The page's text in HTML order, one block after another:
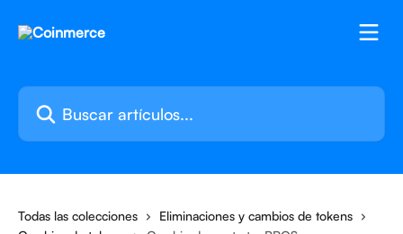
Buscar artículos...
Todas las colecciones
Eliminaciones y cambios de tokens